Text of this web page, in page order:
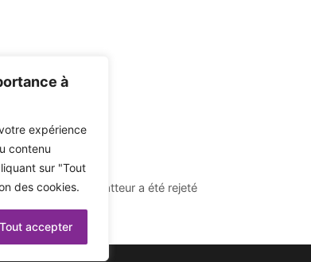
à
expérience
contenu
sur "Tout
des cookies.
Tout accepter
Center contre le batteur a été rejeté